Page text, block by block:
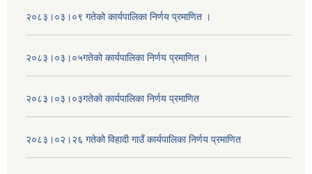
२०८३।०३।०९ गतेको कार्यपालिका निर्णय प्रमाणित ।
२०८३।०३।०५गतेको कार्यपालिका निर्णय प्रमाणित ।
२०८३।०३।०३गतेको कार्यपालिका निर्णय प्रमाणित
२०८३।०२।२६ गतेको विहादी गाउँ कार्यपालिका निर्णय प्रमाणित